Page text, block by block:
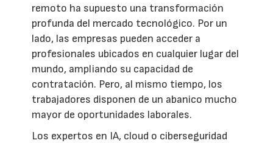
remoto ha supuesto una transformación
profunda del mercado tecnológico. Por un
lado, las empresas pueden acceder a
profesionales ubicados en cualquier lugar del
mundo, ampliando su capacidad de
contratación. Pero, al mismo tiempo, los
trabajadores disponen de un abanico mucho
mayor de oportunidades laborales.
Los expertos en IA, cloud o ciberseguridad